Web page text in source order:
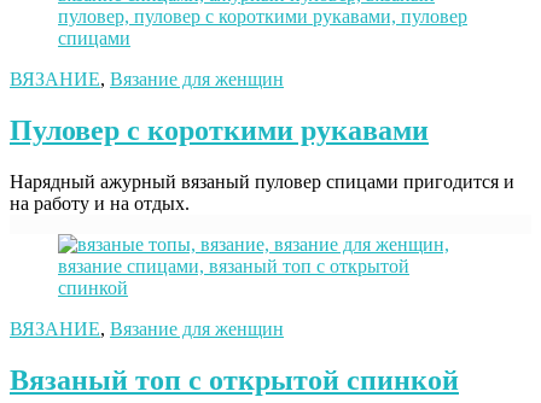
ВЯЗАНИЕ, Вязание для женщин
Пуловер с короткими рукавами
Нарядный ажурный вязаный пуловер спицами пригодится и
на работу и на отдых.
ВЯЗАНИЕ, Вязание для женщин
Вязаный топ с открытой спинкой